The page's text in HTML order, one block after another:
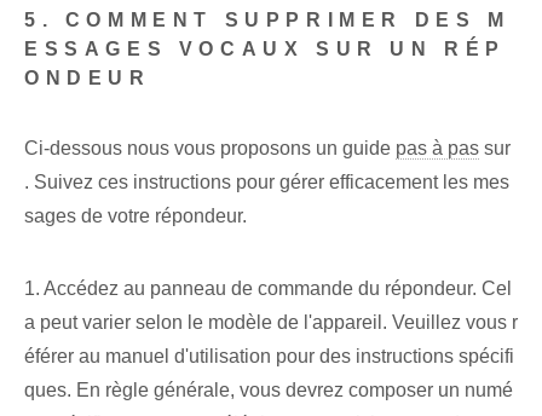
5. COMMENT SUPPRIMER DES M
ESSAGES VOCAUX SUR UN RÉP
ONDEUR
Ci-dessous nous vous proposons un guide pas à pas sur
. Suivez ces instructions pour gérer efficacement les mes
sages de votre répondeur.
1. Accédez au panneau de commande du répondeur. Cel
a peut varier selon le modèle de l'appareil. Veuillez vous r
éférer au manuel d'utilisation pour des instructions spécifi
ques. En règle générale, vous devrez composer un numé